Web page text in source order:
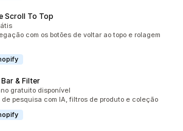
Scroll To Top
todo
com os botões de voltar ao topo e rolagem
Bar & Filter
ao todo
gratuito disponível
pesquisa com IA, filtros de produto e coleção